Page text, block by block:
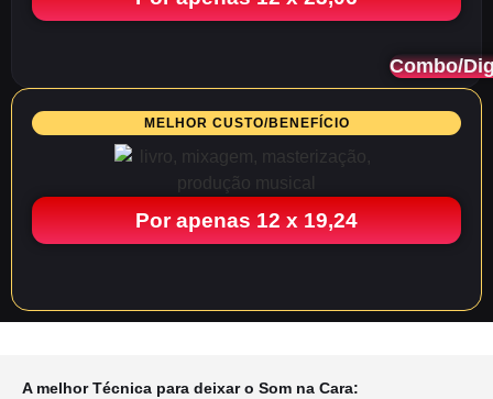
MELHOR CUSTO/BENEFÍCIO
Combo/
Por apenas 12 x 19,24
A melhor Técnica para deixar o Som na Cara: